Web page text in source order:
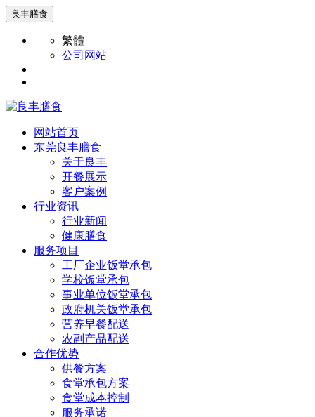
良丰膳食
繁體
公司网站
网站首页
东莞良丰膳食
关于良丰
开餐展示
客户案例
行业资讯
行业新闻
健康膳食
服务项目
工厂企业饭堂承包
学校饭堂承包
事业单位饭堂承包
政府机关饭堂承包
营养早餐配送
农副产品配送
合作优势
供餐方案
食堂承包方案
食堂成本控制
服务承诺